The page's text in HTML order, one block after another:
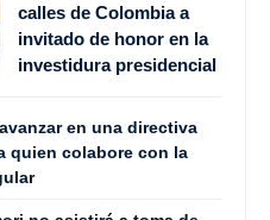
calles de Colombia a
invitado de honor en la
investidura presidencial
en una directiva
quien colabore con la